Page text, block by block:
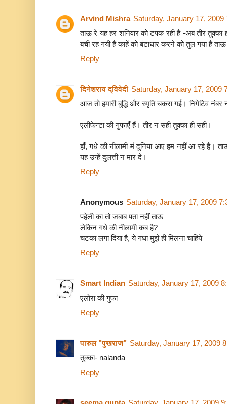
Arvind Mishra Saturday, January 17, 2009
ताऊ रे यह हर शनिवार को टपक रही है -अब तीर तुक्का
बची रह गयी है काहें को बंटाधार करने को तुल गया है
Reply
दिनेशराय द्विवेदी Saturday, January 17, 2009
आज तो हमारी बुद्धि और स्मृति चकरा गई। निगेटिव
एलीफेन्टा की गुफाएँ हैं। तीर न सही तुक्का ही सही।
हाँ, गधे की नीलामी मं दुनिया आए हम नहीं आ रहे हैं।
यह उन्हें दुलत्ती न मार दे।
Reply
Anonymous Saturday, January 17, 2009
पहेली का तो जबाब पता नहीं ताऊ
लेकिन गधे की नीलामी कब है?
चटका लगा दिया है, ये गधा मुझे ही मिलना चाहिये
Reply
Smart Indian Saturday, January 17, 2009
एलोरा की गुफा
Reply
पारुल "पुखराज" Saturday, January 17, 2009
तुक्का- nalanda
Reply